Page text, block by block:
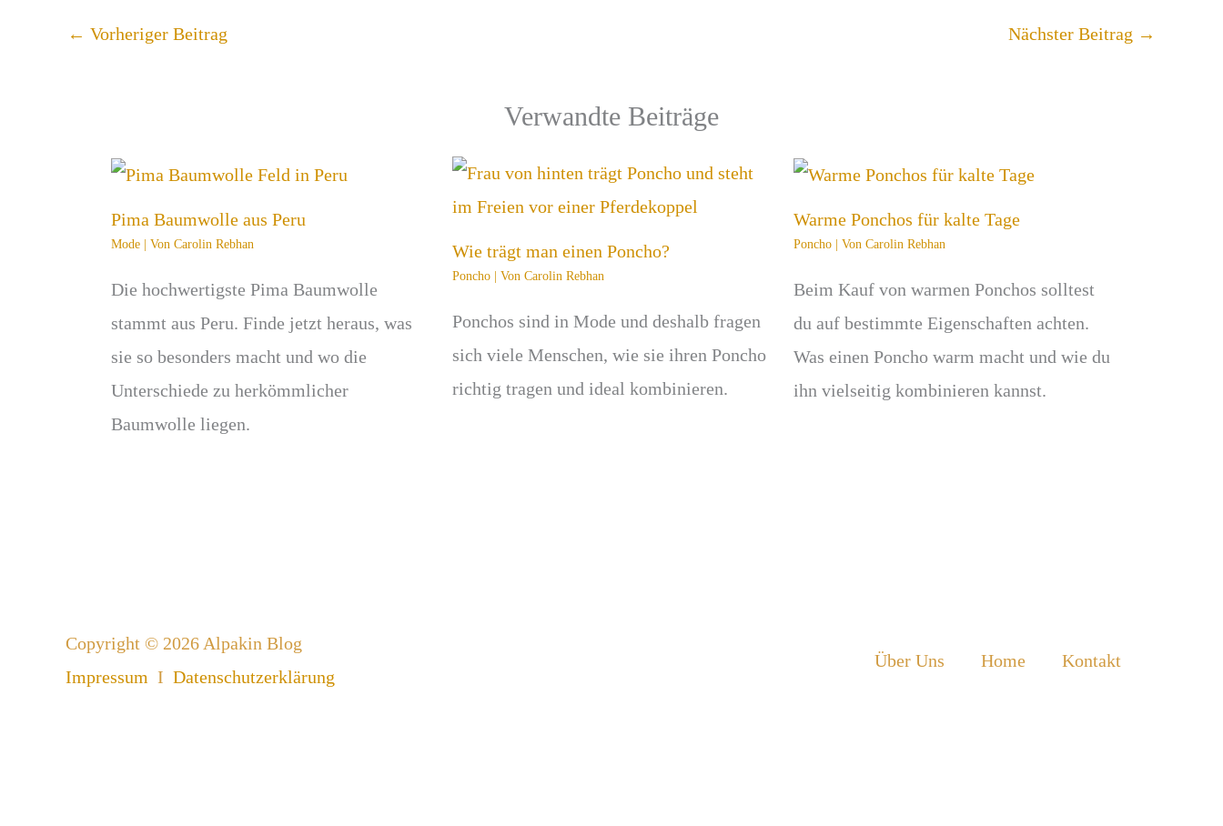
← Vorheriger Beitrag Nächster Beitrag →
Verwandte Beiträge
Pima Baumwolle aus Peru
Mode | Von Carolin Rebhan
Die hochwertigste Pima Baumwolle
stammt aus Peru. Finde jetzt heraus, was
sie so besonders macht und wo die
Unterschiede zu herkömmlicher
Baumwolle liegen.
Wie trägt man einen Poncho?
Poncho | Von Carolin Rebhan
Ponchos sind in Mode und deshalb fragen
sich viele Menschen, wie sie ihren Poncho
richtig tragen und ideal kombinieren.
Warme Ponchos für kalte Tage
Poncho | Von Carolin Rebhan
Beim Kauf von warmen Ponchos solltest
du auf bestimmte Eigenschaften achten.
Was einen Poncho warm macht und wie du
ihn vielseitig kombinieren kannst.
Copyright © 2026 Alpakin Blog
Impressum I Datenschutzerklärung
Über Uns Home Kontakt